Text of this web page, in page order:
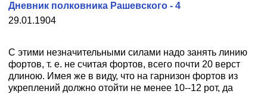
29.01.1904
Дневник полковника Рашевского - 4
С этими незначительными силами надо занять линию
фортов, т. е. не считая фортов, всего почти 20 верст
длиною. Имея же в виду, что на гарнизон фортов из
укреплений должно отойти не менее 10--12 рот, да